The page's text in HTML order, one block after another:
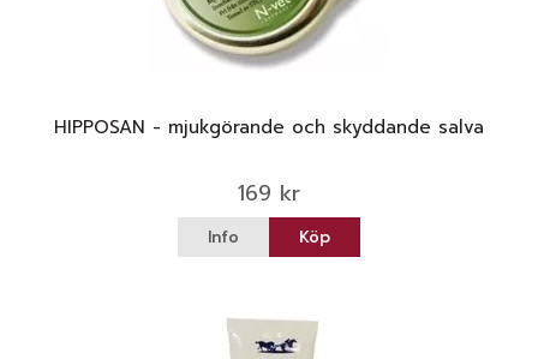
HIPPOSAN - mjukgörande och skyddande salva
169 kr
Info Köp